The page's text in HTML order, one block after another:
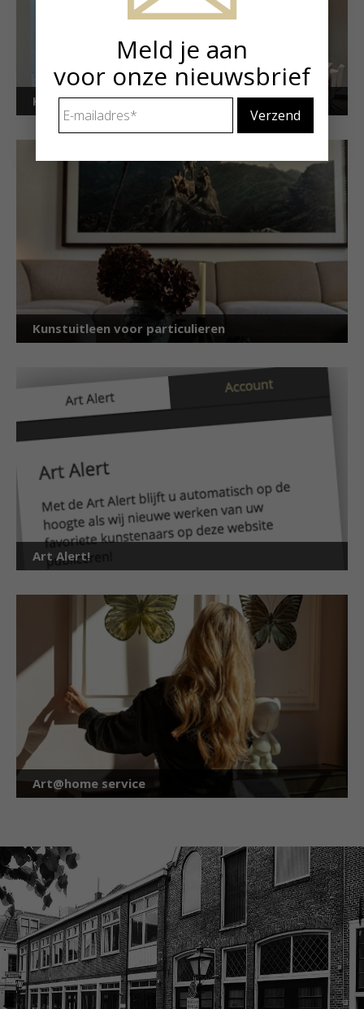
Kunstuitleen voor bedrijven
Kunstuitleen voor particulieren
Art Alert!
Art@home service
Meld je aan
voor onze nieuwsbrief
mailadres *